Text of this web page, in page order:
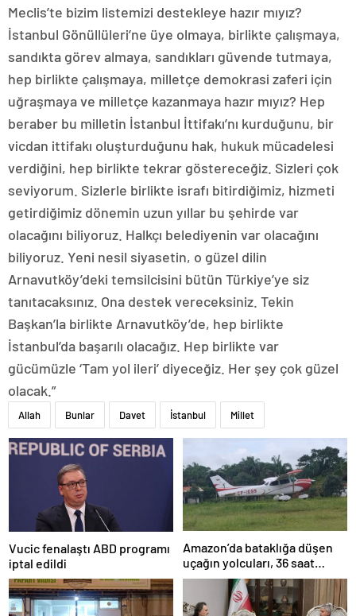
Meclis’te bizim listemizi destekleye hazır mıyız?
İstanbul Gönüllüleri’ne üye olmaya, birlikte çalışmaya,
sandıkta görev almaya, sandıkları güvende tutmaya,
hep birlikte çalışmaya, milletçe demokrasi zaferi için
uğraşmaya ve milletçe kazanmaya hazır mıyız? Hep
beraber bu milletin İstanbul İttifakı’nı kurduğunu, bir
vicdan ittifakı oluşturduğunu hak, hukuk mücadelesi
verdiğini, hep birlikte tekrar göstereceğiz. Sizleri çok
seviyorum. Sizlerle birlikte israfı bitirdiğimiz, hizmeti
getirdiğimiz dönemin uzun yıllar bu şehirde var
olacağını biliyoruz. Halkçı belediyenin var olacağını
biliyoruz. Yeni nesil siyasetin, o güzel dilin
Arnavutköy’deki temsilcisini bütün Türkiye’ye siz
tanıtacaksınız. Ona destek vereceksiniz. Tekin
Başkan’la birlikte Arnavutköy’de, hep birlikte
İstanbul’da başarılı olacağız. Hep birlikte var
gücümüzle ‘Tam yol ileri’ diyeceğiz. Her şey çok güzel
olacak.”
Allah Bunlar Davet İstanbul Millet
Vucic fenalaştı ABD programı
iptal edildi
Amazon’da bataklığa düşen
uçağın yolcuları, 36 saat
kurtarılmayı bekledi